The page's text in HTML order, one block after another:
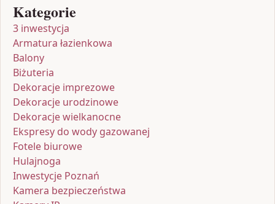
Kategorie
3 inwestycja
Armatura łazienkowa
Balony
Biżuteria
Dekoracje imprezowe
Dekoracje urodzinowe
Dekoracje wielkanocne
Ekspresy do wody gazowanej
Fotele biurowe
Hulajnoga
Inwestycje Poznań
Kamera bezpieczeństwa